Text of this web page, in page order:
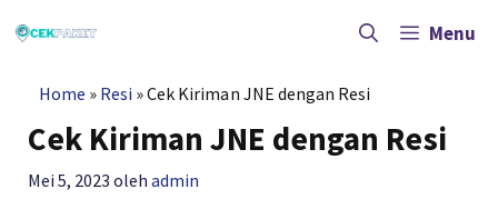
ke
Menu
Home » Resi »Cek Kiriman JNE dengan Resi
Cek Kiriman JNE dengan Resi
Mei 5, 2023 olehadmin